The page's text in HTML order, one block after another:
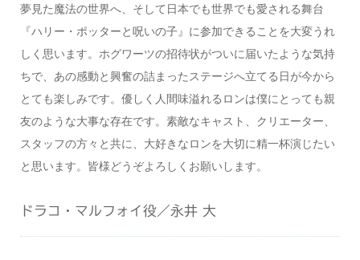
夢見た魔法の世界へ、そして日本でも世界でも愛される舞台
『ハリー・ポッターと呪いの子』に参加できることを大変うれ
しく思います。ホグワーツの招待状がついに届いたような気持
ちで、あの感動と興奮の詰まったステージへ立てる日が今から
とても楽しみです。優しく人間味溢れるロンは僕にとっても親
友のような大事な存在です。素敵なキャスト、クリエーター、
スタッフの方々と共に、大好きなロンを大切に精一杯演じたい
と思います。皆様どうぞよろしくお願いします。
ドラコ・マルフォイ役／永井 大